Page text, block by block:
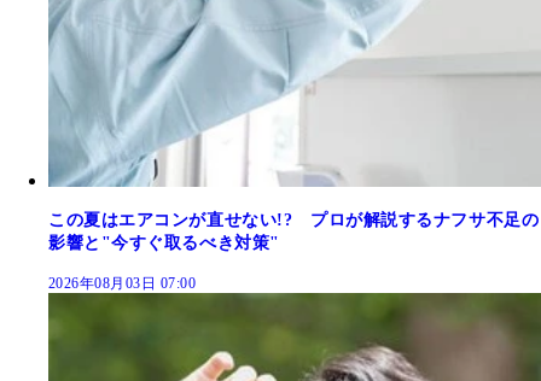
この夏はエアコンが直せない!? プロが解説するナフサ不足の
影響と"今すぐ取るべき対策"
2026年08月03日 07:00